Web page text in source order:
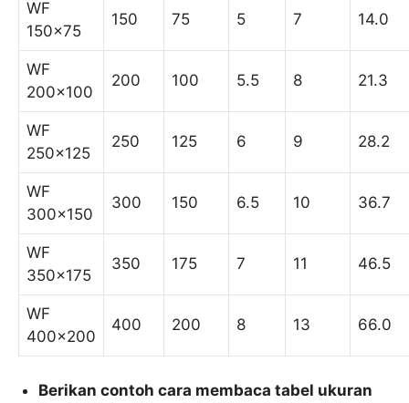
WF
150×75
150 75 5 7 14.0
WF
200×100
200 100 5.5 8 21.3
WF
250×125
250 125 6 9 28.2
WF
300×150
300 150 6.5 10 36.7
WF
350×175
350 175 7 11 46.5
WF
400×200
400 200 8 13 66.0
Berikan contoh cara membaca tabel ukuran